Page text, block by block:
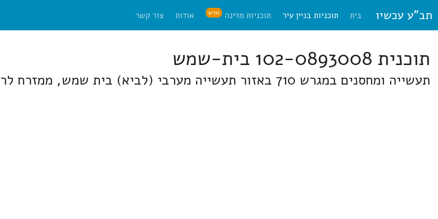
תב"ע עכשיו בית תוכניות בניין עיר תוכניות מדינה חדש אודות צור קשר
תוכנית 102-0893008 בית-שמש
תעשייה ומחסנים במגרש 710 באזור תעשייה מערבי (לביא) בית שמש, ממזרח לרחוב היצירה ולמפעל "עלית".